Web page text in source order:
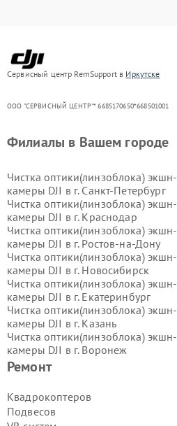
Сервисный центр RemSupport в Иркутске
ООО "СЕРВИСНЫЙ ЦЕНТР"* 6685170650*668501001
Ремонт
Квадрокоптеров
Подвесов
Филиалы в Вашем городе
Чистка оптики(линзоблока) экшн-
камеры DJI в г. Санкт-Петербург
Чистка оптики(линзоблока) экшн-
камеры DJI в г. Краснодар
Чистка оптики(линзоблока) экшн-
камеры DJI в г. Ростов-на-Дону
Чистка оптики(линзоблока) экшн-
камеры DJI в г. Новосибирск
Чистка оптики(линзоблока) экшн-
камеры DJI в г. Екатеринбург
Чистка оптики(линзоблока) экшн-
камеры DJI в г. Казань
Чистка оптики(линзоблока) экшн-
камеры DJI в г. Воронеж
Чистка оптики(линзоблока) экшн-
Чистка оптики(линзоблока) экшн-
камеры DJI в г.Самара
Чистка оптики(линзоблока) экшн-